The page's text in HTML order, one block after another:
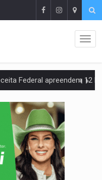
do CV são presos com armas e drogas após
Espetáculo As Marias Somos Nós será
após furto de motocicleta em frente
completa 43 anos de emancipação com
boato sobre presença de plástico ou